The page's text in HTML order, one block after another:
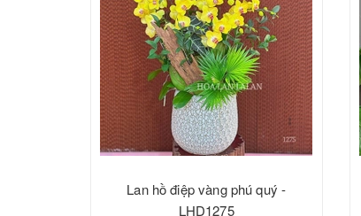
Lan hồ điệp vàng phú quý -
LHD1275